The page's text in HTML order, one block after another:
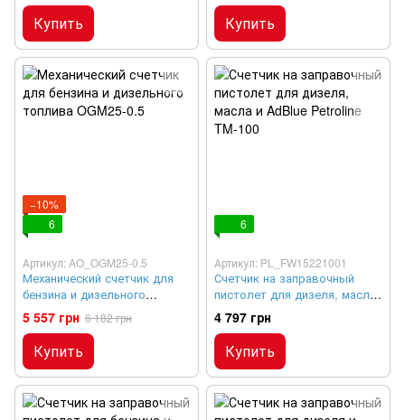
Купить Купить
−10%
6
Артикул: AO_OGM25-0.5
Механический счетчик для
бензина и дизельного
топлива OGM25-0.5
5 557 грн 6 182 грн
Купить
6
Артикул: PL_FW15221001
Счетчик на заправочный
пистолет для дизеля, масла
и AdBlue Petroline TM-100
4 797 грн
Купить